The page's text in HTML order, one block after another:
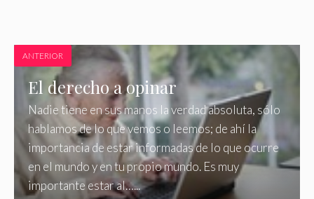
ANTERIOR
El derecho a opinar
Nadie tiene en sus manos la verdad absoluta, sólo
hablamos de lo que vemos o leemos; de ahí la
importancia de estar informadas de lo que ocurre
en el mundo y en tu propio mundo. Es muy
importante estar al…...